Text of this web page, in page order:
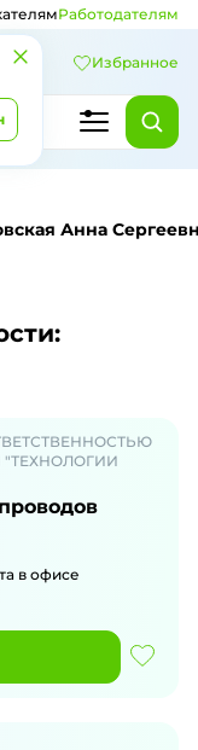
Работодателям
Избранное
Анна
в офисе